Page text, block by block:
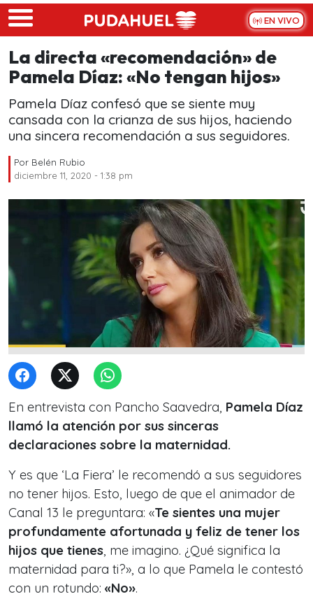
Skip to main content
EN VIVO
La directa «recomendación» de
Pamela Díaz: «No tengan hijos»
Pamela Díaz confesó que se siente muy
cansada con la crianza de sus hijos, haciendo
una sincera recomendación a sus seguidores.
Por Belén Rubio
diciembre 11, 2020 - 1:38 pm
En entrevista con Pancho Saavedra, Pamela Díaz
llamó la atención por sus sinceras
declaraciones sobre la maternidad.
Y es que ‘La Fiera’ le recomendó a sus seguidores
no tener hijos. Esto, luego de que el animador de
Canal 13 le preguntara: «Te sientes una mujer
profundamente afortunada y feliz de tener los
hijos que tienes , me imagino. ¿Qué significa la
maternidad para ti?», a lo que Pamela le contestó
con un rotundo: «No».